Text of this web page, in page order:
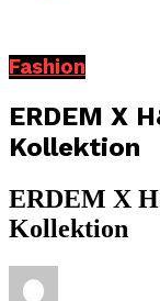
Fashion
ERDEM X
Kollektion
ERDEM X
Kollektion